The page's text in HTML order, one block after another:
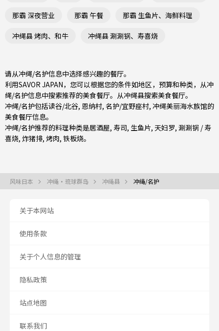
那霸 深夜营业 那霸 午餐 那霸 生鱼片、海鲜料理
冲绳县 烤肉、和牛 冲绳县 涮涮锅、寿喜烧
请从冲绳/名护信息中选择感兴趣的餐厅。
利用SAVOR JAPAN，您可以根据您的条件如地区，预算和种类，从冲
绳/名护信息中搜索推荐的美食餐厅。从冲绳县搜索美食餐厅。
冲绳/名护包括读谷/北谷, 恩纳村, 名护/宜野座村, 冲绳美丽海水族馆的
美食餐厅信息。
冲绳/名护推荐的料理种类是居酒屋, 寿司, 生鱼片, 天妇罗, 涮涮锅 / 寿
喜烧, 炸猪排, 烤肉, 铁板烧。
风味日本 冲绳・琉球群岛 冲绳县 冲绳/名护
关于本网站
使用条款
关于个人信息的管理
隐私政策
站点地图
联系我们